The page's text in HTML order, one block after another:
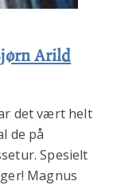
Arild
det vært helt
de på
Spesielt
Magnus